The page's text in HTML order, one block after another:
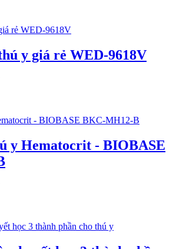
y giá rẻ WED-9618V
y Hematocrit - BIOBASE